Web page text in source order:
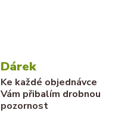
Dárek
Ke každé objednávce
Vám přibalím drobnou
pozornost